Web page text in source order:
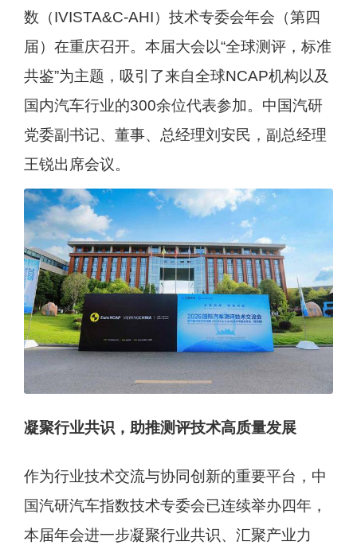
数（IVISTA&C-AHI）技术专委会年会（第四
届）在重庆召开。本届大会以“全球测评，标准
共鉴”为主题，吸引了来自全球NCAP机构以及
国内汽车行业的300余位代表参加。中国汽研
党委副书记、董事、总经理刘安民，副总经理
王锐出席会议。
凝聚行业共识，助推测评技术高质量发展
作为行业技术交流与协同创新的重要平台，中
国汽研汽车指数技术专委会已连续举办四年，
本届年会进一步凝聚行业共识、汇聚产业力